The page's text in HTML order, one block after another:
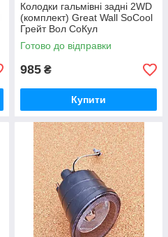
Колодки гальмівні задні 2WD
(комплект) Great Wall SoCool
Грейт Вол СоКул
Готово до відправки
985 ₴
Купити